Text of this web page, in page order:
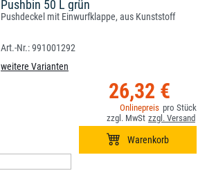
Pushbin 50 L grün
Pushdeckel mit Einwurfklappe, aus Kunststoff
991001292
weitere Varianten
26,32 €